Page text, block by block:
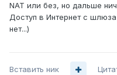
NAT или без, но дальше
Доступ в Интернет с
нет...)
Вставить ник